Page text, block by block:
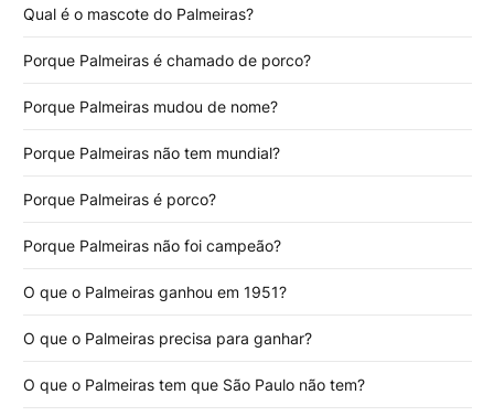
Qual é o mascote do Palmeiras?
Porque Palmeiras é chamado de porco?
Porque Palmeiras mudou de nome?
Porque Palmeiras não tem mundial?
Porque Palmeiras é porco?
Porque Palmeiras não foi campeão?
O que o Palmeiras ganhou em 1951?
O que o Palmeiras precisa para ganhar?
O que o Palmeiras tem que São Paulo não tem?